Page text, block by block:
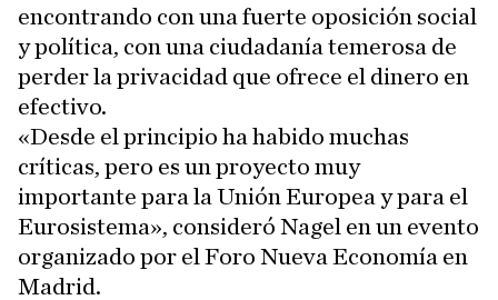
encontrando con una fuerte oposición social
y política, con una ciudadanía temerosa de
perder la privacidad que ofrece el dinero en
efectivo.
«Desde el principio ha habido muchas
críticas, pero es un proyecto muy
importante para la Unión Europea y para el
Eurosistema», consideró Nagel en un evento
organizado por el Foro Nueva Economía en
Madrid.